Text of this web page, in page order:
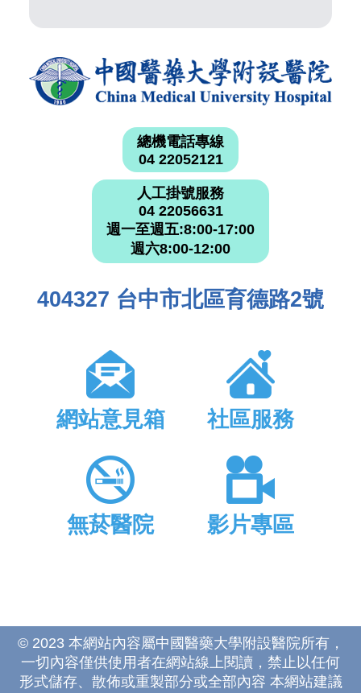
總機電話專線
04 22052121
人工掛號服務
04 22056631
週一至週五:8:00-17:00
週六8:00-12:00
404327 台中市北區育德路2號
網站意見箱 社區服務
無菸醫院 影片專區
© 2023 本網站內容屬中國醫藥大學附設醫院所有，
一切內容僅供使用者在網站線上閱讀，禁止以任何
形式儲存、散佈或重製部分或全部內容 本網站建議